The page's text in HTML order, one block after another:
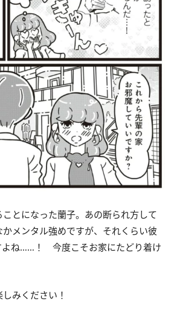
とになった蘭子。あの断られ方して
メンタル強めですが、それくらい彼
よね……！ 今度こそお家にたどり着け
みください！